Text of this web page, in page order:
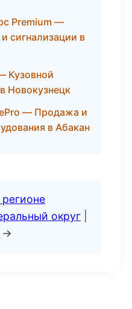
Premium —
сигнализации в
Кузовной
Новокузнецк
— Продажа и
в Абакан
округ
→